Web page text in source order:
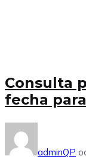
Consulta
fecha
adminQP